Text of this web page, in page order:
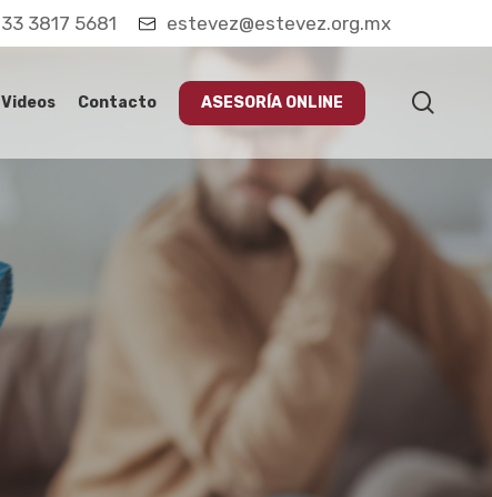
33 3817 5681 estevez@estevez.org.mx
Videos Contacto ASESORÍA ONLINE